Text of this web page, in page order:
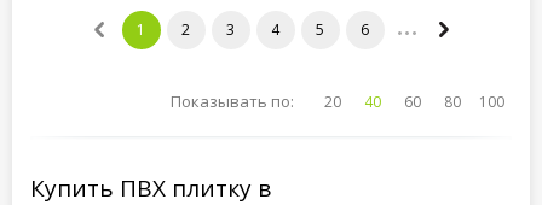
1 2 3 4 5 6
Показывать по: 20 40 60 80 100
Купить ПВХ плитку в